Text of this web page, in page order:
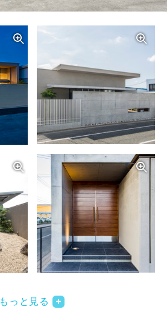
写真を拡大する
写真を拡大する
もっと見る